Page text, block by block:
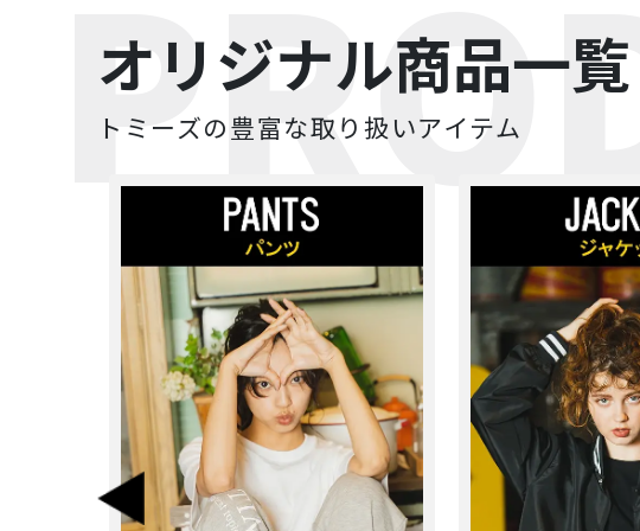
オリジナル商品一覧
トミーズの豊富な取り扱いアイテム